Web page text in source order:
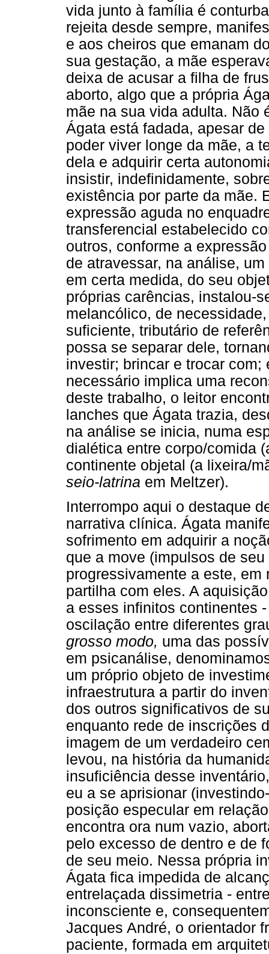
vida junto à família é
rejeita desde sempre,
e aos cheiros que emanam
sua gestação, a mãe
deixa de acusar a filha de
aborto, algo que a própria
mãe na sua vida adulta. Não
Ágata está fadada, apesar
poder viver longe da mãe, a
dela e adquirir certa
insistir, indefinidamente,
existência por parte da mãe.
expressão aguda no
transferencial estabelecido
outros, conforme a
de atravessar, na análise,
em certa medida, do seu
próprias carências, instalou-
melancólico, de
suficiente, tributário de
possa se separar dele,
investir; brincar e trocar
necessário implica uma
deste trabalho, o leitor
lanches que Ágata trazia,
na análise se inicia, numa
dialética entre corpo/comida
continente objetal (a lixeira/
seio-latrina em Meltzer).
Interrompo aqui o destaque
narrativa clínica. Ágata
sofrimento em adquirir a
que a move (impulsos de
progressivamente a este,
partilha com eles. A
a esses infinitos continentes
oscilação entre diferentes
grosso modo, uma das
em psicanálise,
um próprio objeto de
infraestrutura a partir do
dos outros significativos de
enquanto rede de inscrições
imagem de um verdadeiro
levou, na história da
insuficiência desse
eu a se aprisionar
posição especular em
encontra ora num vazio,
pelo excesso de dentro e de
de seu meio. Nessa própria
Ágata fica impedida de
entrelaçada dissimetria -
inconsciente e,
Jacques André, o orientador
paciente, formada em